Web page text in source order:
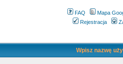
FAQ
Mapa
Rejestracja
Wpisz nazwę